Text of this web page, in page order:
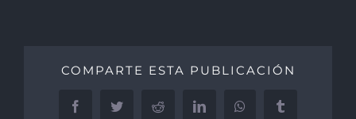
COMPARTE ESTA PUBLICACIÓN
FacebookTwitter Reddit LinkedInWhatsAppTumblr